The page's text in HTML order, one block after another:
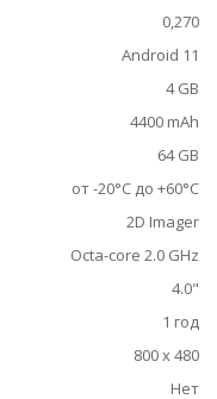
0,270
Android 11
4 GB
4400 mAh
64 GB
от -20°C до +60°C
2D Imager
Octa-core 2.0 GHz
4.0"
1 год
800 x 480
Нет